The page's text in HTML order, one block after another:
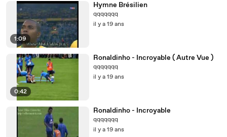
1:09
Hymne Brésilien
qqqqqqq
il y a 19 ans
0:42
Ronaldinho - Incroyable ( Autre Vue )
qqqqqqq
il y a 19 ans
Ronaldinho - Incroyable
qqqqqqq
il y a 19 ans